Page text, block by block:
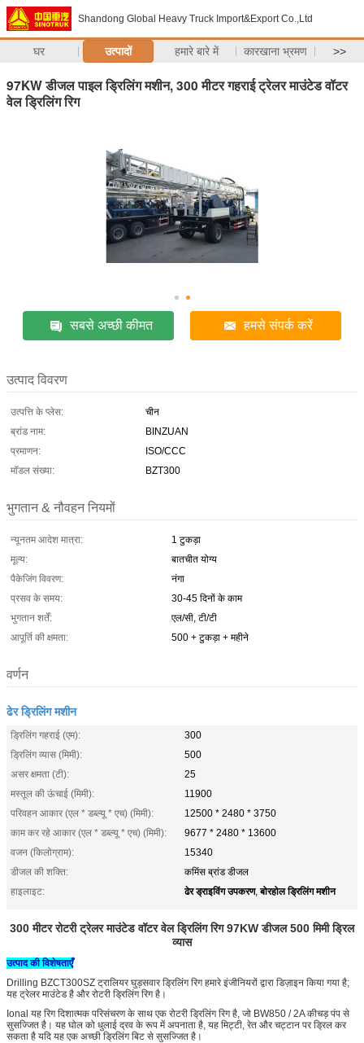
Shandong Global Heavy Truck Import&Export Co.,Ltd
घर उत्पादों हमारे बारे में कारखाना भ्रमण >>
97KW डीजल पाइल ड्रिलिंग मशीन, 300 मीटर गहराई ट्रेलर माउंटेड वॉटर
वेल ड्रिलिंग रिग
सबसे अच्छी कीमत हमसे संपर्क करें
उत्पाद विवरण
उत्पत्ति के प्लेस:
चीन
ब्रांड नाम:
BINZUAN
प्रमाणन:
ISO/CCC
मॉडल संख्या:
BZT300
भुगतान & नौवहन नियमों
न्यूनतम आदेश मात्रा:
1 टुकड़ा
मूल्य:
बातचीत योग्य
पैकेजिंग विवरण:
नंगा
प्रसव के समय:
30-45 दिनों के काम
भुगतान शर्तें:
एल/सी, टी/टी
आपूर्ति की क्षमता:
500 + टुकड़ा + महीने
वर्णन
ढेर ड्रिलिंग मशीन
ड्रिलिंग गहराई (एम):
300
ड्रिलिंग व्यास (मिमी):
500
असर क्षमता (टी):
25
मस्तूल की ऊंचाई (मिमी):
11900
परिवहन आकार (एल * डब्ल्यू * एच) (मिमी):
12500 * 2480 * 3750
काम कर रहे आकार (एल * डब्ल्यू * एच) (मिमी):
9677 * 2480 * 13600
वजन (किलोग्राम):
15340
डीजल की शक्ति:
कमिंस ब्रांड डीजल
हाइलाइट:
ढेर ड्राइविंग उपकरण,बोरहोल ड्रिलिंग मशीन
300 मीटर रोटरी ट्रेलर माउंटेड वॉटर वेल ड्रिलिंग रिग 97KW डीजल 500 मिमी ड्रिल
व्यास
उत्पाद की विशेषताएँ
Drilling BZCT300SZ ट्रालियर घुड़सवार ड्रिलिंग रिग हमारे इंजीनियरों द्वारा डिज़ाइन किया गया है;
यह ट्रेलर माउंटेड है और रोटरी ड्रिलिंग रिग है।
Ional यह रिग दिशात्मक परिसंचरण के साथ एक रोटरी ड्रिलिंग रिग है, जो BW850 / 2A कीचड़ पंप से
सुसज्जित है। यह घोल को धुलाई द्रव के रूप में अपनाता है, यह मिट्टी, रेत और चट्टान पर ड्रिल कर
सकता है यदि यह एक अच्छी ड्रिलिंग बिट से सुसज्जित है।